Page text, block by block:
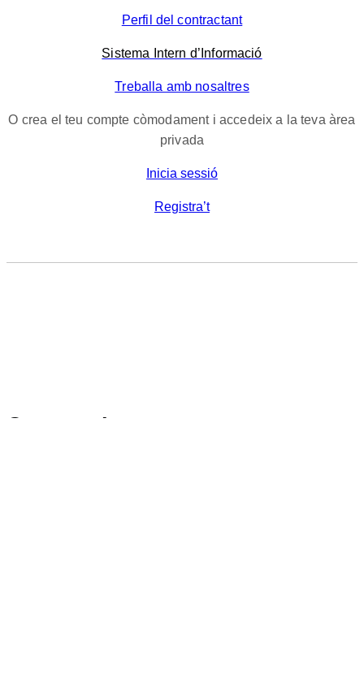
Perfil del contractant
Sistema Intern d’Informació
Treballa amb nosaltres
O crea el teu compte còmodament i accedeix a la teva àrea
privada
Inicia sessió
Registra’t
Contacta’ns